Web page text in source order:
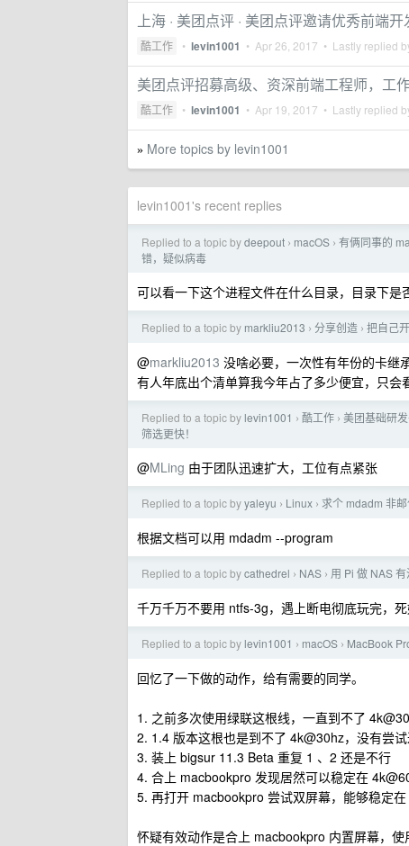
上海 · 美团点评 · 美团点评邀请优秀前端
酷工作 • levin1001 • Apr 26, 2017 • Lastly replied
美团点评招募高级、资深前端工程师，工
酷工作 • levin1001 • Apr 19, 2017 • Lastly replied
» More topics by levin1001
levin1001's recent replies
Replied to a topic bydeepout › macOS › 有俩同事的
错，疑似病毒
可以看一下这个进程文件在什么目录，目录下是
Replied to a topic by markliu2013 › 分享创造 › 把自己
@markliu2013 没啥必要，一次性有年份的卡继
有人年底出个清单算我今年占了多少便宜，只
Replied to a topic by levin1001 › 酷工作 › 美团基础研
筛选更快！
@MLing 由于团队迅速扩大，工位有点紧张
Replied to a topic byyaleyu › Linux › 求个 mdadm 非
根据文档可以用 mdadm --program
Replied to a topic bycathedrel › NAS › 用 Pi 做 NAS 有
千万千万不要用 ntfs-3g，遇上断电彻底玩完，
Replied to a topic by levin1001 › macOS › MacBook
回忆了一下做的动作，给有需要的同学。
1. 之前多次使用绿联这根线，一直到不了
2. 1.4 版本这根也是到不了 4k@30hz，没有尝
3. 装上 bigsur 11.3 Beta 重复 1 、2 还是不行
4. 合上 macbookpro 发现居然可以稳定在
5. 再打开 macbookpro 尝试双屏幕，能够稳定
怀疑有效动作是合上 macbookpro 内置屏幕，